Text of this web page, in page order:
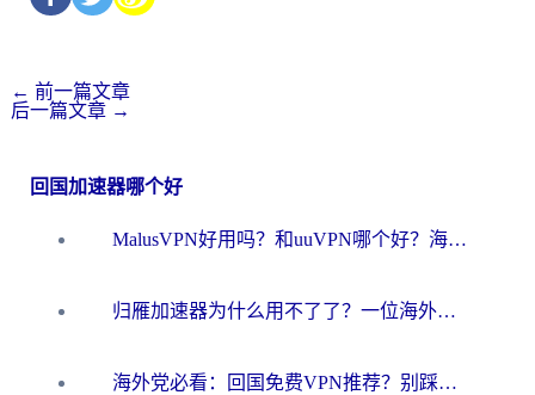
← 前一篇文章
后一篇文章 →
回国加速器哪个好
MalusVPN好用吗？和uuVPN哪个好？海外党无缝访问国内资源的真实对比与选择指南
归雁加速器为什么用不了了？一位海外游子的真实困惑与技术解答
海外党必看：回国免费VPN推荐？别踩坑！教你选对加速器无缝刷国内资源